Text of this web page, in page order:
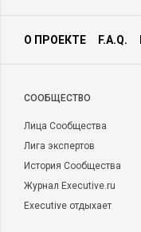
О ПРОЕКТЕ F.A.Q.
CООБЩЕСТВО
Лица Сообщества
Лига экспертов
История Сообщества
Журнал Executive.ru
Executive отдыхает